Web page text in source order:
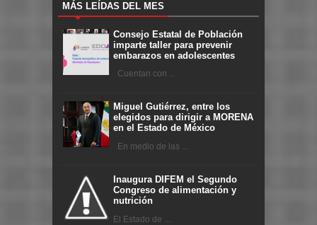
MÁS LEÍDAS DEL MES
Consejo Estatal de Población
imparte taller para prevenir
embarazos en adolescentes
Cuentan con ...
Miguel Gutiérrez, entre los
elegidos para dirigir a MORENA
en el Estado de México
En medio de las ...
Inaugura DIFEM el Segundo
Congreso de alimentación y
nutrición
El Estado de ...